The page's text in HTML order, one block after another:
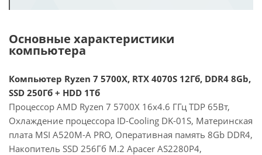
Основные характеристики
компьютера
Компьютер Ryzen 7 5700X, RTX 4070S 12Гб, DDR4 8Gb,
SSD 250Гб + HDD 1Тб
Процессор AMD Ryzen 7 5700X 16x4.6 ГГц TDP 65Вт,
Охлаждение процессора ID-Cooling DK-01S, Материнская
плата MSI A520M-A PRO, Оперативная память 8Gb DDR4,
Накопитель SSD 256Гб M.2 Apacer AS2280P4,